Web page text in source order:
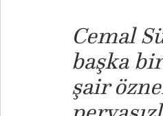
Cemal
başka
şair